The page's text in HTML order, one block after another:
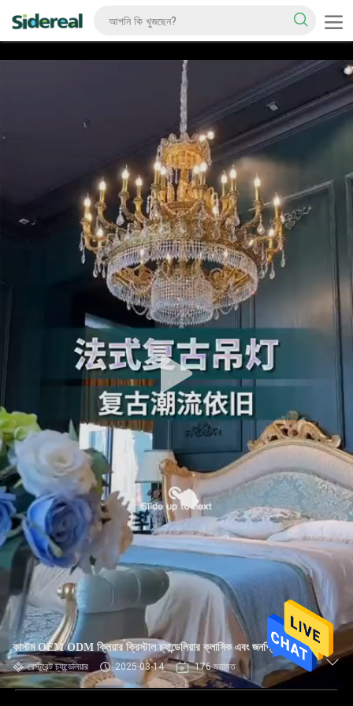
কাস্টম OEM ODM ক্লিয়ার ক্রিস্টাল চ্যান্ডেলিয়ার ক্লাসিক এবং জনপ্রিয় শৈলী
রেস্টুরেন্ট চ্যান্ডেলিয়ার 2025-03-14 176 মতামত